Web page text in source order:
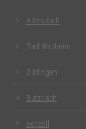
Altenstadt
Bad Nauheim
Büdingen
Butzbach
Echzell